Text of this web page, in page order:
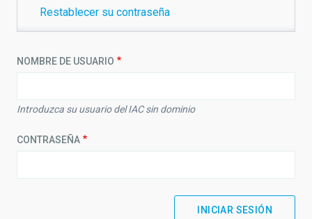
navegación
Restablecer su contraseña
NOMBRE DE USUARIO
Introduzca su usuario del IAC sin dominio
CONTRASEÑA